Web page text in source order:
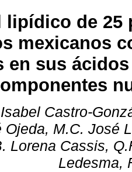
lipídico de 25
mexicanos
en sus
Castro-
Ojeda, M.C. José
Lorena Cassis,
Ledesma,